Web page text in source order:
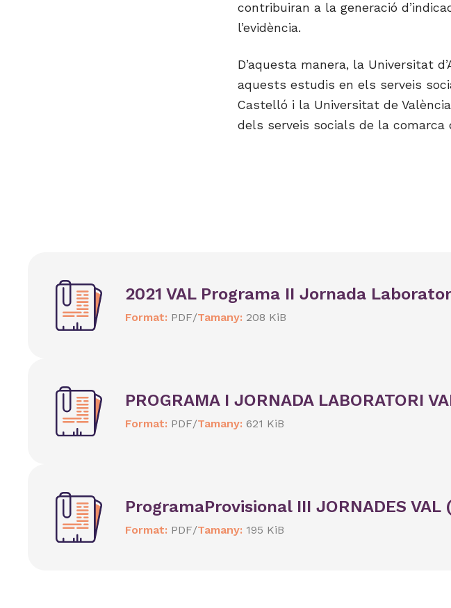
contribuiran a la generació
l’evidència.
D’aquesta manera, la Universitat
aquests estudis en els serveis
Castelló i la Universitat de
dels serveis socials de la comarca
2021 VAL Programa II Jornada
Format: PDF/Tamany: 208 KiB
PROGRAMA I JORNADA LABORATORI
Format: PDF/Tamany: 621 KiB
ProgramaProvisional III JORNADES VAL
Format: PDF/Tamany: 195 KiB